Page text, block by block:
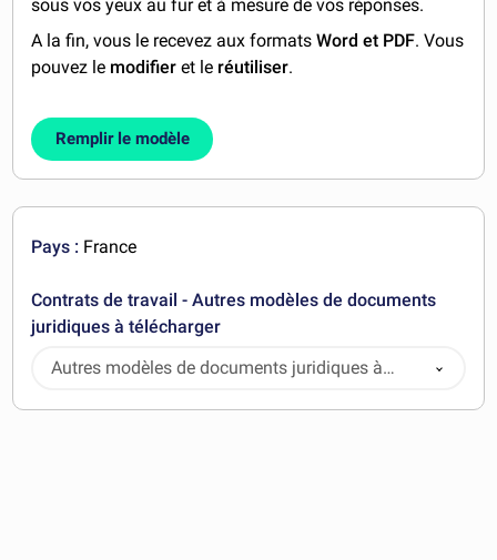
sous vos yeux au fur et à mesure de vos réponses.
A la fin, vous le recevez aux formatsWord et PDF. Vous
pouvez le modifier et le réutiliser.
Remplir le modèle
Pays : France
Contrats de travail - Autres modèles de documents
juridiques à télécharger
Autres modèles de documents juridiques à
télécharger